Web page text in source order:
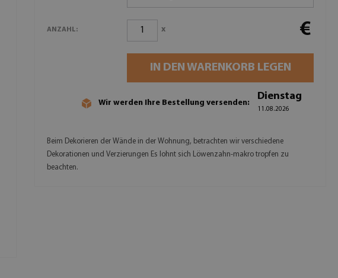
ANZAHL: x €
IN DEN WARENKORB LEGEN
Wir werden Ihre Bestellung versenden:
Dienstag
11.08.2026
Beim Dekorieren der Wände in der Wohnung, betrachten wir verschiedene
Dekorationen und Verzierungen Es lohnt sich Löwenzahn-makro tropfen zu
beachten.